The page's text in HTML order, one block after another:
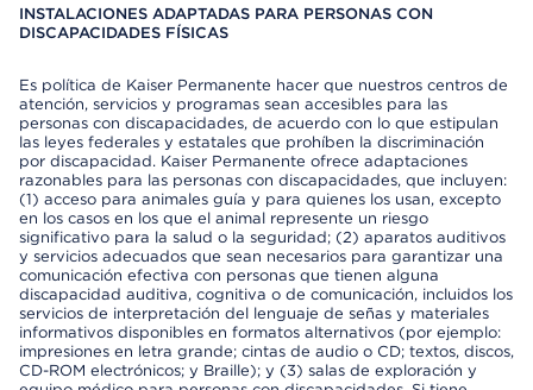
INSTALACIONES ADAPTADAS PARA PERSONAS CON
DISCAPACIDADES FÍSICAS
Es política de Kaiser Permanente hacer que nuestros centros de
atención, servicios y programas sean accesibles para las
personas con discapacidades, de acuerdo con lo que estipulan
las leyes federales y estatales que prohíben la discriminación
por discapacidad. Kaiser Permanente ofrece adaptaciones
razonables para las personas con discapacidades, que incluyen:
(1) acceso para animales guía y para quienes los usan, excepto
en los casos en los que el animal represente un riesgo
significativo para la salud o la seguridad; (2) aparatos auditivos
y servicios adecuados que sean necesarios para garantizar una
comunicación efectiva con personas que tienen alguna
discapacidad auditiva, cognitiva o de comunicación, incluidos los
servicios de interpretación del lenguaje de señas y materiales
informativos disponibles en formatos alternativos (por ejemplo:
impresiones en letra grande; cintas de audio o CD; textos, discos,
CD-ROM electrónicos; y Braille); y (3) salas de exploración y